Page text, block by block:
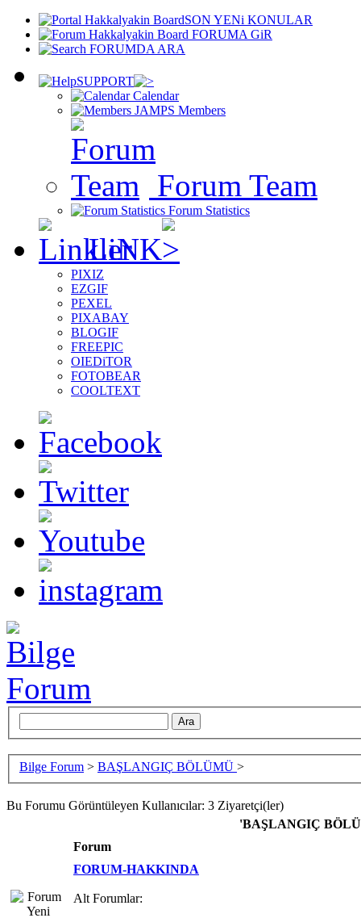
SON YENi KONULAR
FORUMA GiR
FORUMDA ARA
SUPPORT
Calendar
Members
Forum Team
Forum Statistics
LiNK
PIXIZ
EZGIF
PEXEL
PIXABAY
BLOGIF
FREEPIC
OIEDiTOR
FOTOBEAR
COOLTEXT
Bilge Forum > BAŞLANGIÇ BÖLÜMÜ >
Bu Forumu Görüntüleyen Kullanıcılar: 3 Ziyaretçi(ler)
'BAŞLANGIÇ
Forum
FORUM-HAKKINDA
Alt Forumlar: